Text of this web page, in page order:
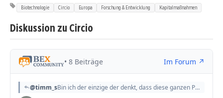
Biotechnologie Circio Europa Forschung & Entwicklung Kapitalmaßnahmen
Diskussion zu Circio